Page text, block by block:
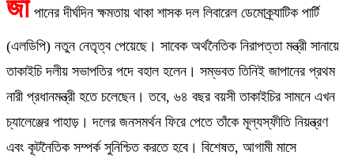
জা পানের দীর্ঘদিন ক্ষমতায় থাকা শাসক দল লিবারেল ডেমোক্র্যাটিক পার্টি
(এলডিপি) নতুন নেতৃত্ব পেয়েছে। সাবেক অর্থনৈতিক নিরাপত্তা মন্ত্রী সানায়ে
তাকাইচি দলীয় সভাপতির পদে বহাল হলেন। সম্ভবত তিনিই জাপানের প্রথম
নারী প্রধানমন্ত্রী হতে চলেছেন। তবে, ৬৪ বছর বয়সী তাকাইচির সামনে এখন
চ্যালেঞ্জের পাহাড়। দলের জনসমর্থন ফিরে পেতে তাঁকে মূল্যস্ফীতি নিয়ন্ত্রণ
এবং কূটনৈতিক সম্পর্ক সুনিশ্চিত করতে হবে। বিশেষত, আগামী মাসে